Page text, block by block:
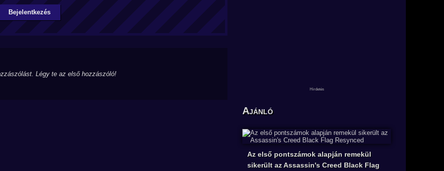
Bejelentkezés
Légy te az első hozzászóló!
Ajánló
Az első pontszámok alapján remekül
sikerült az Assassin's Creed Black Flag